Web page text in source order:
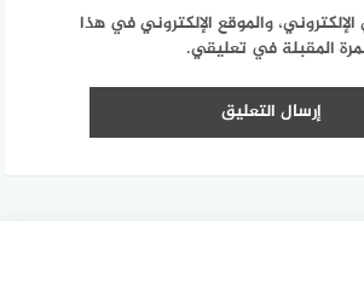
والموقع الإلكتروني في هذا
المقبلة في تعليقي.